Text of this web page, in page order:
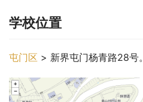
学校位置
屯门区 > 新界屯门杨青路28号。